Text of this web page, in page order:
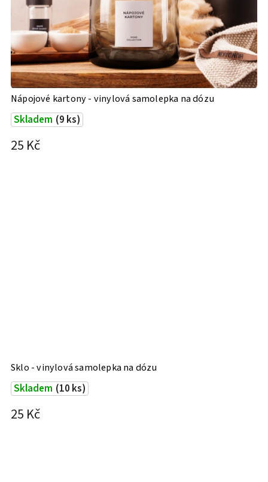
Nápojové kartony - vinylová samolepka na dózu
Skladem (9 ks)
25 Kč
Sklo - vinylová samolepka na dózu
Skladem (10 ks)
25 Kč